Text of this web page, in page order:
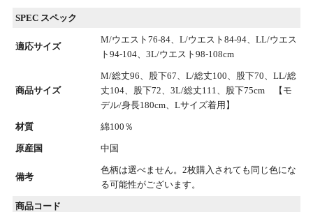
SPEC スペック
適応サイズ
M/ウエスト76-84、L/ウエスト84-94、LL/ウエス
ト94-104、3L/ウエスト98-108cm
商品サイズ
M/総丈96、股下67、L/総丈100、股下70、LL/総
丈104、股下72、3L/総丈111、股下75cm 【モ
デル/身長180cm、Lサイズ着用】
材質 綿100％
原産国 中国
備考
色柄は選べません。2枚購入されても同じ色にな
る可能性がございます。
商品コード